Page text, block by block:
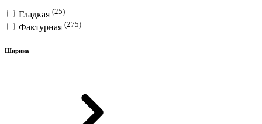
Гладкая (25)
Фактурная (275)
Ширина